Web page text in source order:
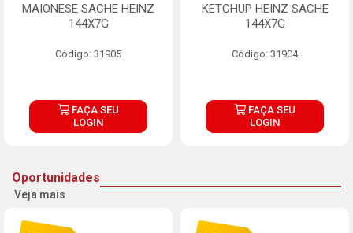
MAIONESE SACHE HEINZ
144X7G
Código: 31905
FAÇA SEU
LOGIN
KETCHUP HEINZ SACHE
144X7G
Código: 31904
FAÇA SEU
LOGIN
Oportunidades
Veja mais